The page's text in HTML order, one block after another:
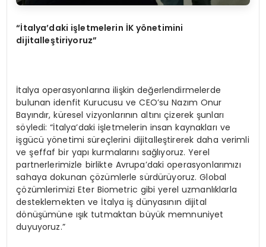
“İtalya’daki işletmelerin İK yönetimini
dijitalleştiriyoruz”
İtalya operasyonlarına ilişkin değerlendirmelerde
bulunan idenfit Kurucusu ve CEO’su Nazım Onur
Bayındır, küresel vizyonlarının altını çizerek şunları
söyledi: “İtalya’daki işletmelerin insan kaynakları ve
işgücü yönetimi süreçlerini dijitalleştirerek daha verimli
ve şeffaf bir yapı kurmalarını sağlıyoruz. Yerel
partnerlerimizle birlikte Avrupa’daki operasyonlarımızı
sahaya dokunan çözümlerle sürdürüyoruz. Global
çözümlerimizi Eter Biometric gibi yerel uzmanlıklarla
desteklemekten ve İtalya iş dünyasının dijital
dönüşümüne ışık tutmaktan büyük memnuniyet
duyuyoruz.”